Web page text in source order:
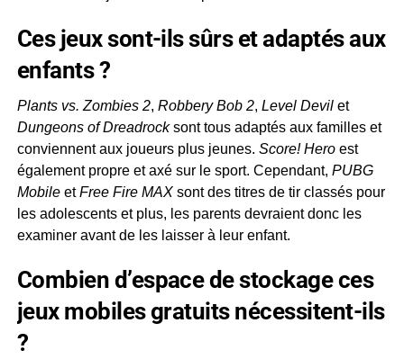
Ces jeux sont-ils sûrs et adaptés aux
enfants ?
Plants vs. Zombies 2, Robbery Bob 2, Level Devilet
Dungeons of Dreadrocksont tous adaptés aux familles et
conviennent aux joueurs plus jeunes. Score! Heroest
également propre et axé sur le sport. Cependant, PUBG
MobileetFree Fire MAXsont des titres de tir classés pour
les adolescents et plus, les parents devraient donc les
examiner avant de les laisser à leur enfant.
Combien d’espace de stockage ces
jeux mobiles gratuits nécessitent-ils
?